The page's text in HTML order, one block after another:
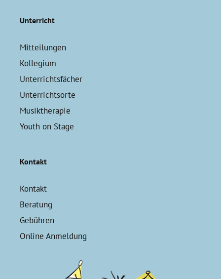
Unterricht
Mitteilungen
Kollegium
Unterrichtsfächer
Unterrichtsorte
Musiktherapie
Youth on Stage
Kontakt
Kontakt
Beratung
Gebühren
Online Anmeldung